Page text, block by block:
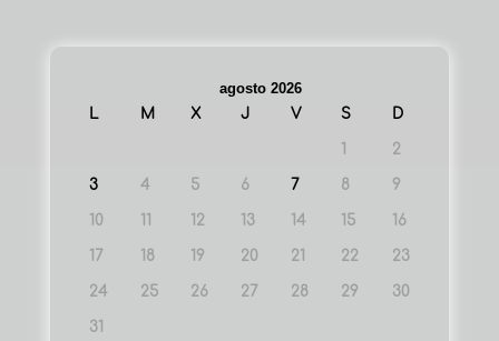
agosto 2026
L
M X J V S D
1 2
3 4 5 6 7 8 9
10 11 12 13 14 15 16
17 18 19 20 21 22 23
24 25 26 27 28 29 30
31